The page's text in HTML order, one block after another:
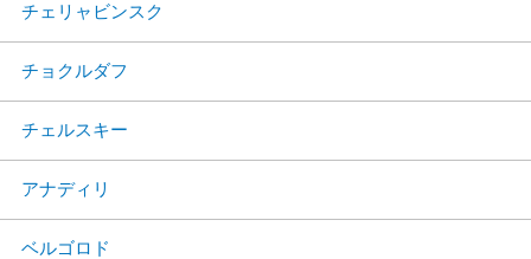
チェリャビンスク
チョクルダフ
チェルスキー
アナディリ
ベルゴロド